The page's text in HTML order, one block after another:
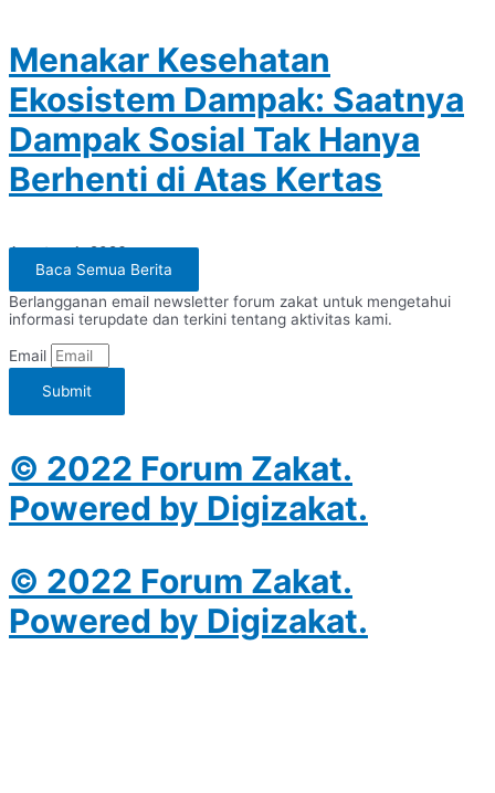
Menakar Kesehatan
Ekosistem Dampak: Saatnya
Dampak Sosial Tak Hanya
Berhenti di Atas Kertas
Agustus 4, 2026
Baca Semua Berita
Berlangganan email newsletter forum zakat untuk mengetahui
informasi terupdate dan terkini tentang aktivitas kami.
Email
Submit
© 2022 Forum Zakat.
Powered by Digizakat.
© 2022 Forum Zakat.
Powered by Digizakat.